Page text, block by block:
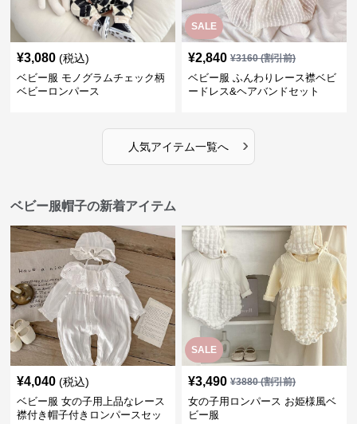
(税込)
ベビー服 モノグラムチェック柄
ベビーロンパース
¥2,840 ¥3160 (割引前)
ベビー服 ふんわりレース襟ベビ
ードレス&ヘアバンドセット
¥4,040 (税込)
ベビー服 女の子用上品なレース
襟付き帽子付きロンパースセッ
ト
SALE
¥3,490 ¥3880(割引前)
女の子用ロンパース お姫様風ベ
ビー服